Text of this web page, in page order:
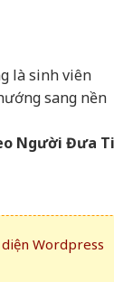
là sinh viên
sang nền
Người Đưa
Wordpress